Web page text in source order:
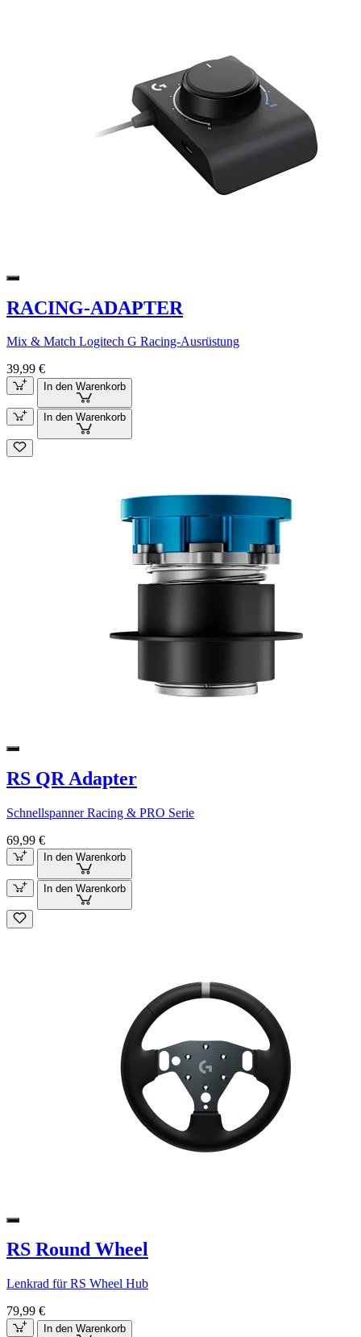
RACING-ADAPTER
Mix & Match Logitech G Racing-Ausrüstung
39,99 €
In den Warenkorb
In den Warenkorb
RS QR Adapter
Schnellspanner Racing & PRO Serie
69,99 €
In den Warenkorb
In den Warenkorb
RS Round Wheel
Lenkrad für RS Wheel Hub
79,99 €
In den Warenkorb